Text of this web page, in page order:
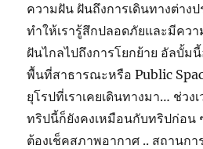
ความฝัน ฝันถึงการเดินทางต่าง
ทำให้เรารู้สึกปลอดภัยและมีคว
ฝันไกลไปถึงการโยกย้าย อัลบั้ม
พื้นที่สาธารณะหรือ Public
ยุโรปที่เราเคยเดินทางมา… ช่วง
ทริปนี้ก็ยังคงเหมือนกับทริปก่อน
ต้องเช็คสภาพอากาศ .. สถานก